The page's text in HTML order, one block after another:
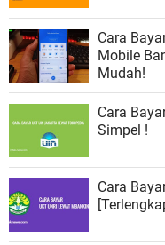
Cara
Mobile
Mudah!
Cara
Simpel !
Cara